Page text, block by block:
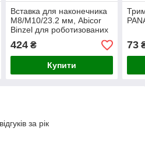
Вставка для наконечника
M8/М10/23.2 мм, Abicor
Binzel для роботизованих
пальників ROBO WH
W500, VTS 500
424₴
Купити
73
за рік